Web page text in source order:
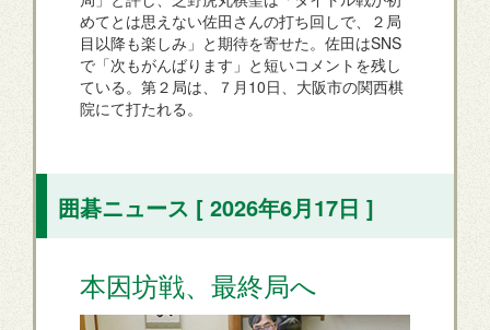
めてとは思えない佐田さんの打ち回しで、２局
目以降も楽しみ」と期待を寄せた。佐田はSNS
で「次もがんばります」と短いコメントを残し
ている。第２局は、７月10日、大阪市の関西棋
院にて打たれる。
囲碁ニュース [ 2026年6月17日 ]
本因坊戦、最終局へ